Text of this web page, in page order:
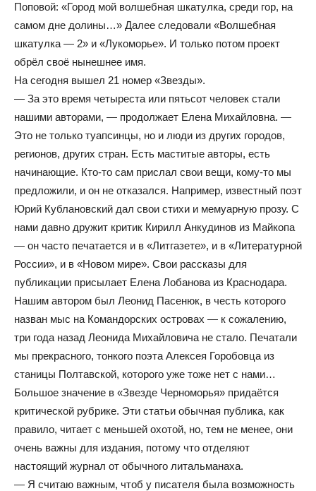
Поповой: «Город мой волшебная шкатулка, среди гор, на
самом дне долины…» Далее следовали «Волшебная
шкатулка — 2» и «Лукоморье». И только потом проект
обрёл своё нынешнее имя.
На сегодня вышел 21 номер «Звезды».
— За это время четыреста или пятьсот человек стали
нашими авторами, — продолжает Елена Михайловна. —
Это не только туапсинцы, но и люди из других городов,
регионов, других стран. Есть маститые авторы, есть
начинающие. Кто-то сам прислал свои вещи, кому-то мы
предложили, и он не отказался. Например, известный поэт
Юрий Кублановский дал свои стихи и мемуарную прозу. С
нами давно дружит критик Кирилл Анкудинов из Майкопа
— он часто печатается и в «Литгазете», и в «Литературной
России», и в «Новом мире». Свои рассказы для
публикации присылает Елена Лобанова из Краснодара.
Нашим автором был Леонид Пасенюк, в честь которого
назван мыс на Командорских островах — к сожалению,
три года назад Леонида Михайловича не стало. Печатали
мы прекрасного, тонкого поэта Алексея Горобовца из
станицы Полтавской, которого уже тоже нет с нами…
Большое значение в «Звезде Черноморья» придаётся
критической рубрике. Эти статьи обычная публика, как
правило, читает с меньшей охотой, но, тем не менее, они
очень важны для издания, потому что отделяют
настоящий журнал от обычного литальманаха.
— Я считаю важным, чтоб у писателя была возможность